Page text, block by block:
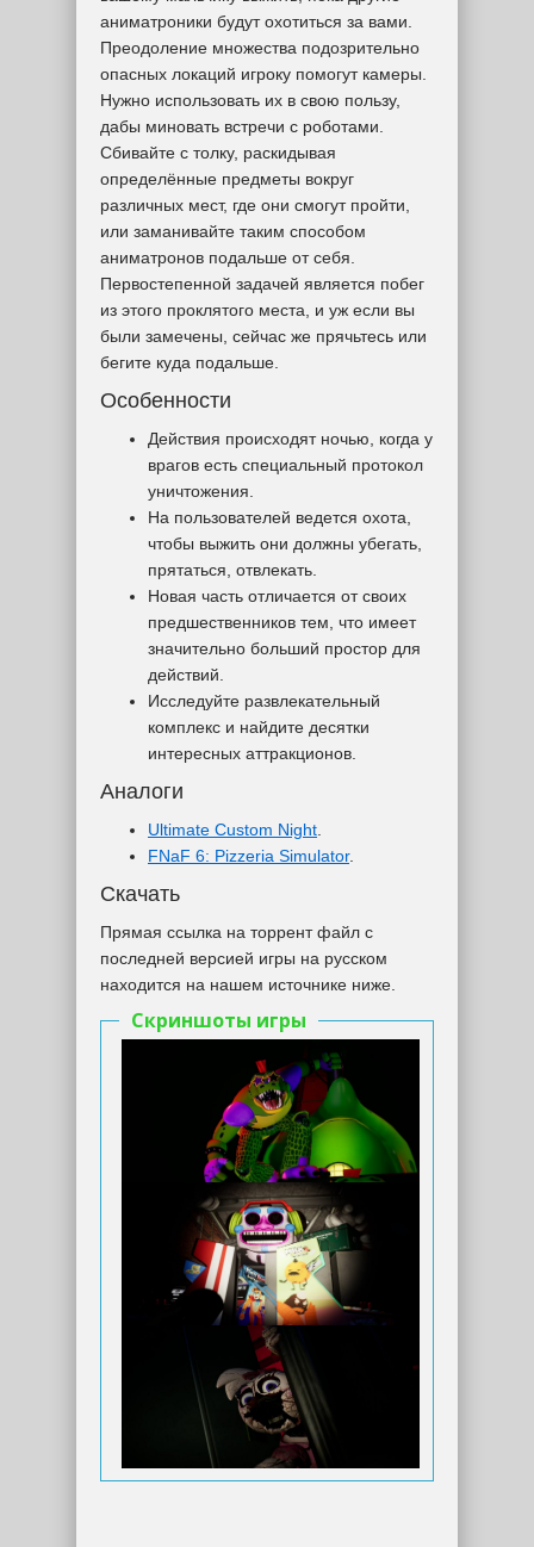
аниматроники будут охотиться за вами.
Преодоление множества подозрительно
опасных локаций игроку помогут камеры.
Нужно использовать их в свою пользу,
дабы миновать встречи с роботами.
Сбивайте с толку, раскидывая
определённые предметы вокруг
различных мест, где они смогут пройти,
или заманивайте таким способом
аниматронов подальше от себя.
Первостепенной задачей является побег
из этого проклятого места, и уж если вы
были замечены, сейчас же прячьтесь или
бегите куда подальше.
Особенности
Действия происходят ночью, когда у
врагов есть специальный протокол
уничтожения.
На пользователей ведется охота,
чтобы выжить они должны убегать,
прятаться, отвлекать.
Новая часть отличается от своих
предшественников тем, что имеет
значительно больший простор для
действий.
Исследуйте развлекательный
комплекс и найдите десятки
интересных аттракционов.
Аналоги
Ultimate Custom Night.
FNaF 6: Pizzeria Simulator.
Скачать
Прямая ссылка на торрент файл с
последней версией игры на русском
находится на нашем источнике ниже.
Скриншоты игры